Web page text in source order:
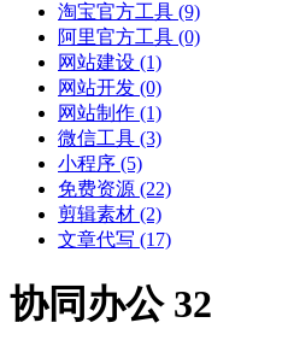
淘宝官方工具 (9)
阿里官方工具 (0)
网站建设 (1)
网站开发 (0)
网站制作 (1)
微信工具 (3)
小程序 (5)
免费资源 (22)
剪辑素材 (2)
文章代写 (17)
协同办公 32